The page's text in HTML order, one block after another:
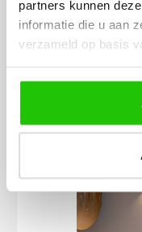
partners kunnen
informatie die u aan
verzameld op basis
MEER
Alle producten